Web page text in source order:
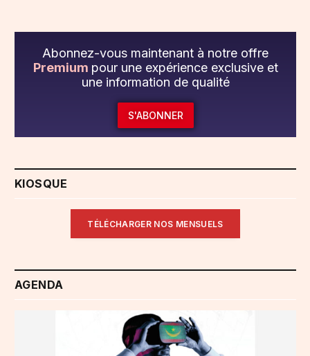
Abonnez-vous maintenant à notre offre
Premium pour une expérience exclusive et
une information de qualité
S'ABONNER
KIOSQUE
TÉLÉCHARGER NOS MENSUELS
AGENDA